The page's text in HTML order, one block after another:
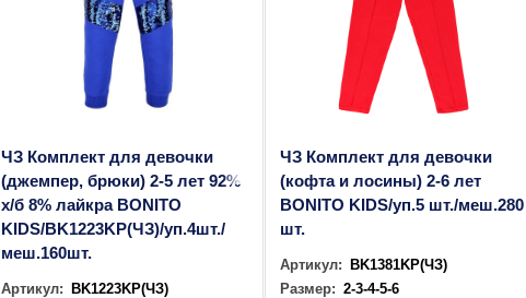
ЧЗ Комплект для девочки
(джемпер, брюки) 2-5 лет 92%
х/б 8% лайкра BONITO
KIDS/BK1223KP(ЧЗ)/уп.4шт./
меш.160шт.
Артикул:
BK1223KP(ЧЗ)
ЧЗ Комплект для девочки
(кофта и лосины) 2-6 лет
BONITO KIDS/уп.5 шт./меш.280
шт.
Артикул:
BK1381KP(ЧЗ)
Размер: 2-3-4-5-6